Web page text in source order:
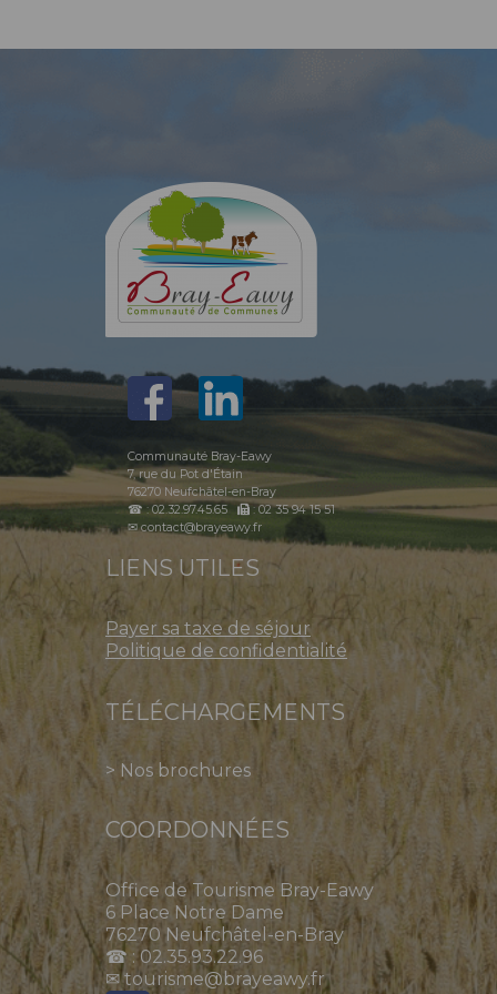
Communauté Bray-Eawy
7, rue du Pot d'Étain
76270 Neufchâtel-en-Bray
☎ : 02.32.97.45.65
: 02 35 94 15 51
✉ contact@brayeawy.fr
LIENS UTILES
Payer sa taxe de séjour
Politique de confidentialité
TÉLÉCHARGEMENTS
> Nos brochures
COORDONNÉES
Office de Tourisme Bray-Eawy
6 Place Notre Dame
76270 Neufchâtel-en-Bray
☎ : 02.35.93.22.96
✉ tourisme@brayeawy.fr